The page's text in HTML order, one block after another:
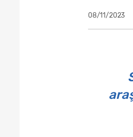
08/11/2023